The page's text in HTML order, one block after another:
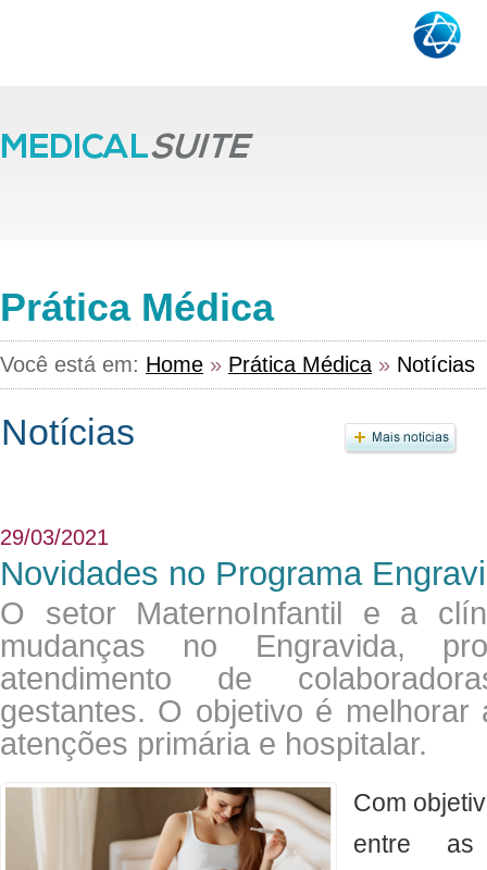
Prática Médica
Você está em: Home » Prática Médica » Notícias
29/03/2021
Novidades no Programa
O setor MaternoInfantil e a
mudanças no Engravida,
atendimento de
gestantes. O objetivo é melhorar
atenções primária e hospitalar.
​Com
entre as